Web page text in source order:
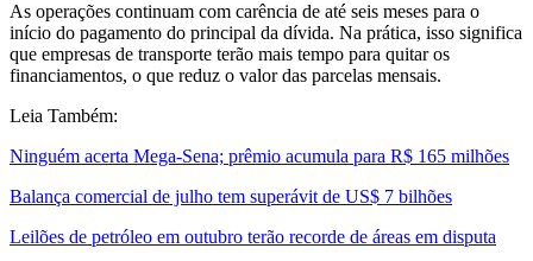
As operações continuam com carência de até seis meses para o
início do pagamento do principal da dívida. Na prática, isso significa
que empresas de transporte terão mais tempo para quitar os
financiamentos, o que reduz o valor das parcelas mensais.
Leia Também:
Ninguém acerta Mega-Sena; prêmio acumula para R$ 165 milhões
Balança comercial de julho tem superávit de US$ 7 bilhões
Leilões de petróleo em outubro terão recorde de áreas em disputa